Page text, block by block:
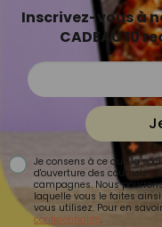
Inscrivez-vous à
CADEAU 10
Je consens à ce que la
d'ouverture des courriels
campagnes. Nous
laquelle vous le faites
vous utilisez. Pour en
confidentialité.